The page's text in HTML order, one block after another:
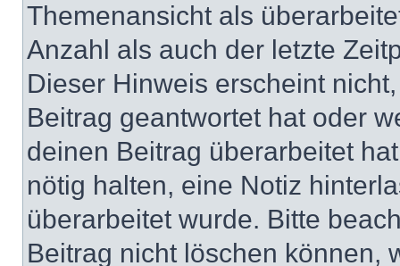
Themenansicht als
Anzahl als auch der letzte
Dieser Hinweis erscheint
Beitrag geantwortet hat oder
deinen Beitrag überarbeitet
nötig halten, eine Notiz
überarbeitet wurde. Bitte
Beitrag nicht löschen können,